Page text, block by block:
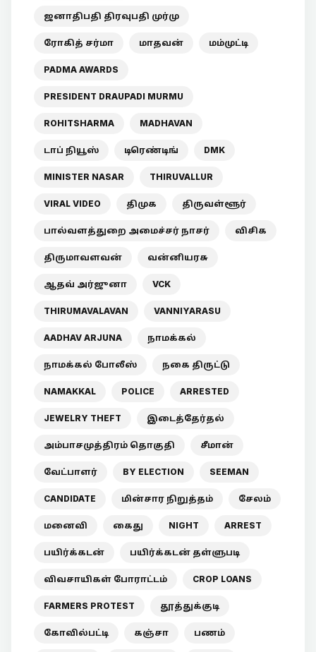
ஜனாதிபதி திரவுபதி முர்மு
ரோகித் சர்மா மாதவன் மம்முட்டி
PADMA AWARDS
PRESIDENT DRAUPADI MURMU
ROHITSHARMA MADHAVAN
டாப் நியூஸ் டிரெண்டிங் DMK
MINISTER NASAR THIRUVALLUR
VIRAL VIDEO திமுக திருவள்ளூர்
பால்வளத்துறை அமைச்சர் நாசர் விசிக
திருமாவளவன் வன்னியரசு
ஆதவ் அர்ஜுனா VCK
THIRUMAVALAVAN VANNIYARASU
AADHAV ARJUNA நாமக்கல்
நாமக்கல் போலீஸ் நகை திருட்டு
NAMAKKAL POLICE ARRESTED
JEWELRY THEFT இடைத்தேர்தல்
அம்பாசமுத்திரம் தொகுதி சீமான்
வேட்பாளர் BY ELECTION SEEMAN
CANDIDATE மின்சார நிறுத்தம் சேலம்
மனைவி கைது NIGHT ARREST
பயிர்க்கடன் பயிர்க்கடன் தள்ளுபடி
விவசாயிகள் போராட்டம் CROP LOANS
FARMERS PROTEST தூத்துக்குடி
கோவில்பட்டி கஞ்சா பணம்